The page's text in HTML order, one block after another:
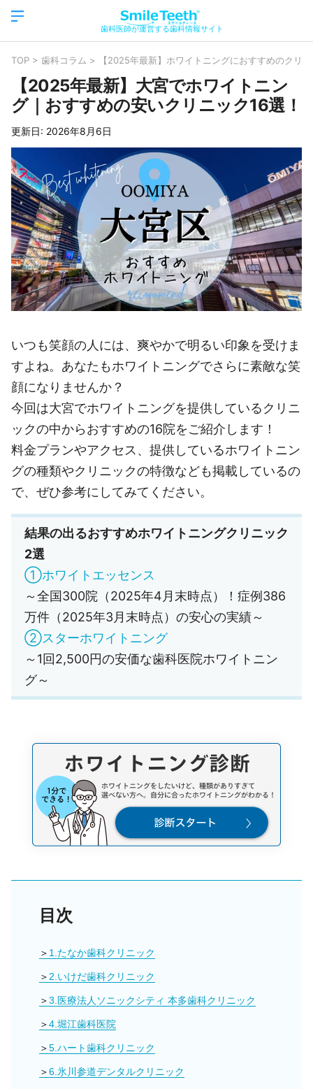
歯科医師が運営する歯科情報サイト
TOP > 歯科コラム > 【2025年最新】ホワイトニングにおすすめのクリ
【2025年最新】大宮でホワイトニン
グ｜おすすめの安いクリニック16選！
更新日: 2026年8月6日
いつも笑顔の人には、爽やかで明るい印象を受けま
すよね。あなたもホワイトニングでさらに素敵な笑
顔になりませんか？
今回は大宮でホワイトニングを提供しているクリニ
ックの中からおすすめの16院をご紹介します！
料金プランやアクセス、提供しているホワイトニン
グの種類やクリニックの特徴なども掲載しているの
で、ぜひ参考にしてみてください。
結果の出るおすすめホワイトニングクリニック
2選
①ホワイトエッセンス
～全国300院（2025年4月末時点）！症例386
万件（2025年3月末時点）の安心の実績～
②スターホワイトニング
～1回2,500円の安価な歯科医院ホワイトニン
グ～
目次
1.たなか歯科クリニック
2.いけだ歯科クリニック
3.医療法人ソニックシティ 本多歯科クリニック
4.堀江歯科医院
5.ハート歯科クリニック
6.氷川参道デンタルクリニック